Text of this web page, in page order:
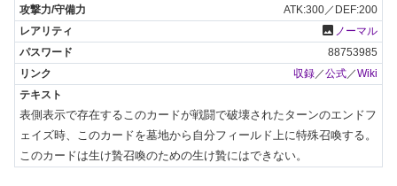
ATK:300／DEF:200
photo ノーマル
88753985
収録／公式／Wiki
表側表示で存在するこのカードが戦闘で破壊されたターンのエンドフ
ェイズ時、このカードを墓地から自分フィールド上に特殊召喚する。
このカードは生け贄召喚のための生け贄にはできない。